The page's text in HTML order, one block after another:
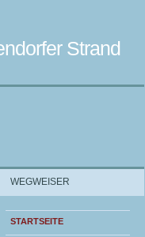
Strand
WEGWEISER
STARTSEITE